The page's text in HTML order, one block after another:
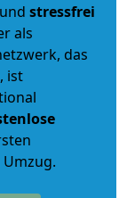
und stressfrei
als
das
ist